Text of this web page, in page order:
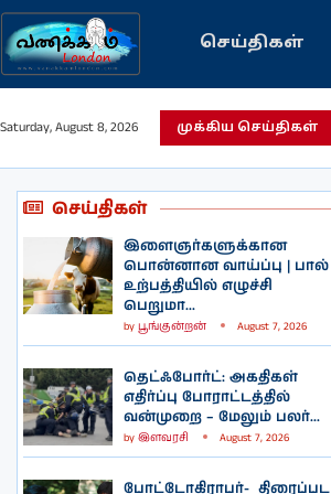
செய்திகள்
Saturday, August 8, 2026 முக்கிய செய்திகள்
செய்திகள்
இளைஞர்களுக்கான
பொன்னான வாய்ப்பு | பால்
உற்பத்தியில் எழுச்சி
பெறுமா...
by பூங்குன்றன் August 7, 2026
தெட்ஃபோர்ட்: அகதிகள்
எதிர்ப்பு போராட்டத்தில்
வன்முறை – மேலும் பலர்...
by இளவரசி August 7, 2026
போட்டோகிராபர்- ‌ திரைப்பட